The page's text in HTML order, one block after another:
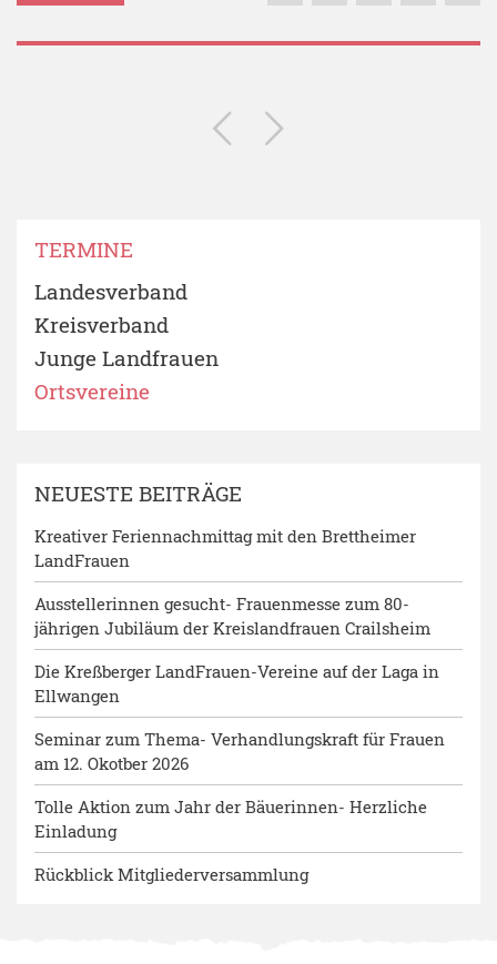
TERMINE
Landesverband
Kreisverband
Junge Landfrauen
Ortsvereine
NEUESTE BEITRÄGE
Kreativer Feriennachmittag mit den Brettheimer
LandFrauen
Ausstellerinnen gesucht- Frauenmesse zum 80-
jährigen Jubiläum der Kreislandfrauen Crailsheim
Die Kreßberger LandFrauen-Vereine auf der Laga in
Ellwangen
Seminar zum Thema- Verhandlungskraft für Frauen
am 12. Okotber 2026
Tolle Aktion zum Jahr der Bäuerinnen- Herzliche
Einladung
Rückblick Mitgliederversammlung